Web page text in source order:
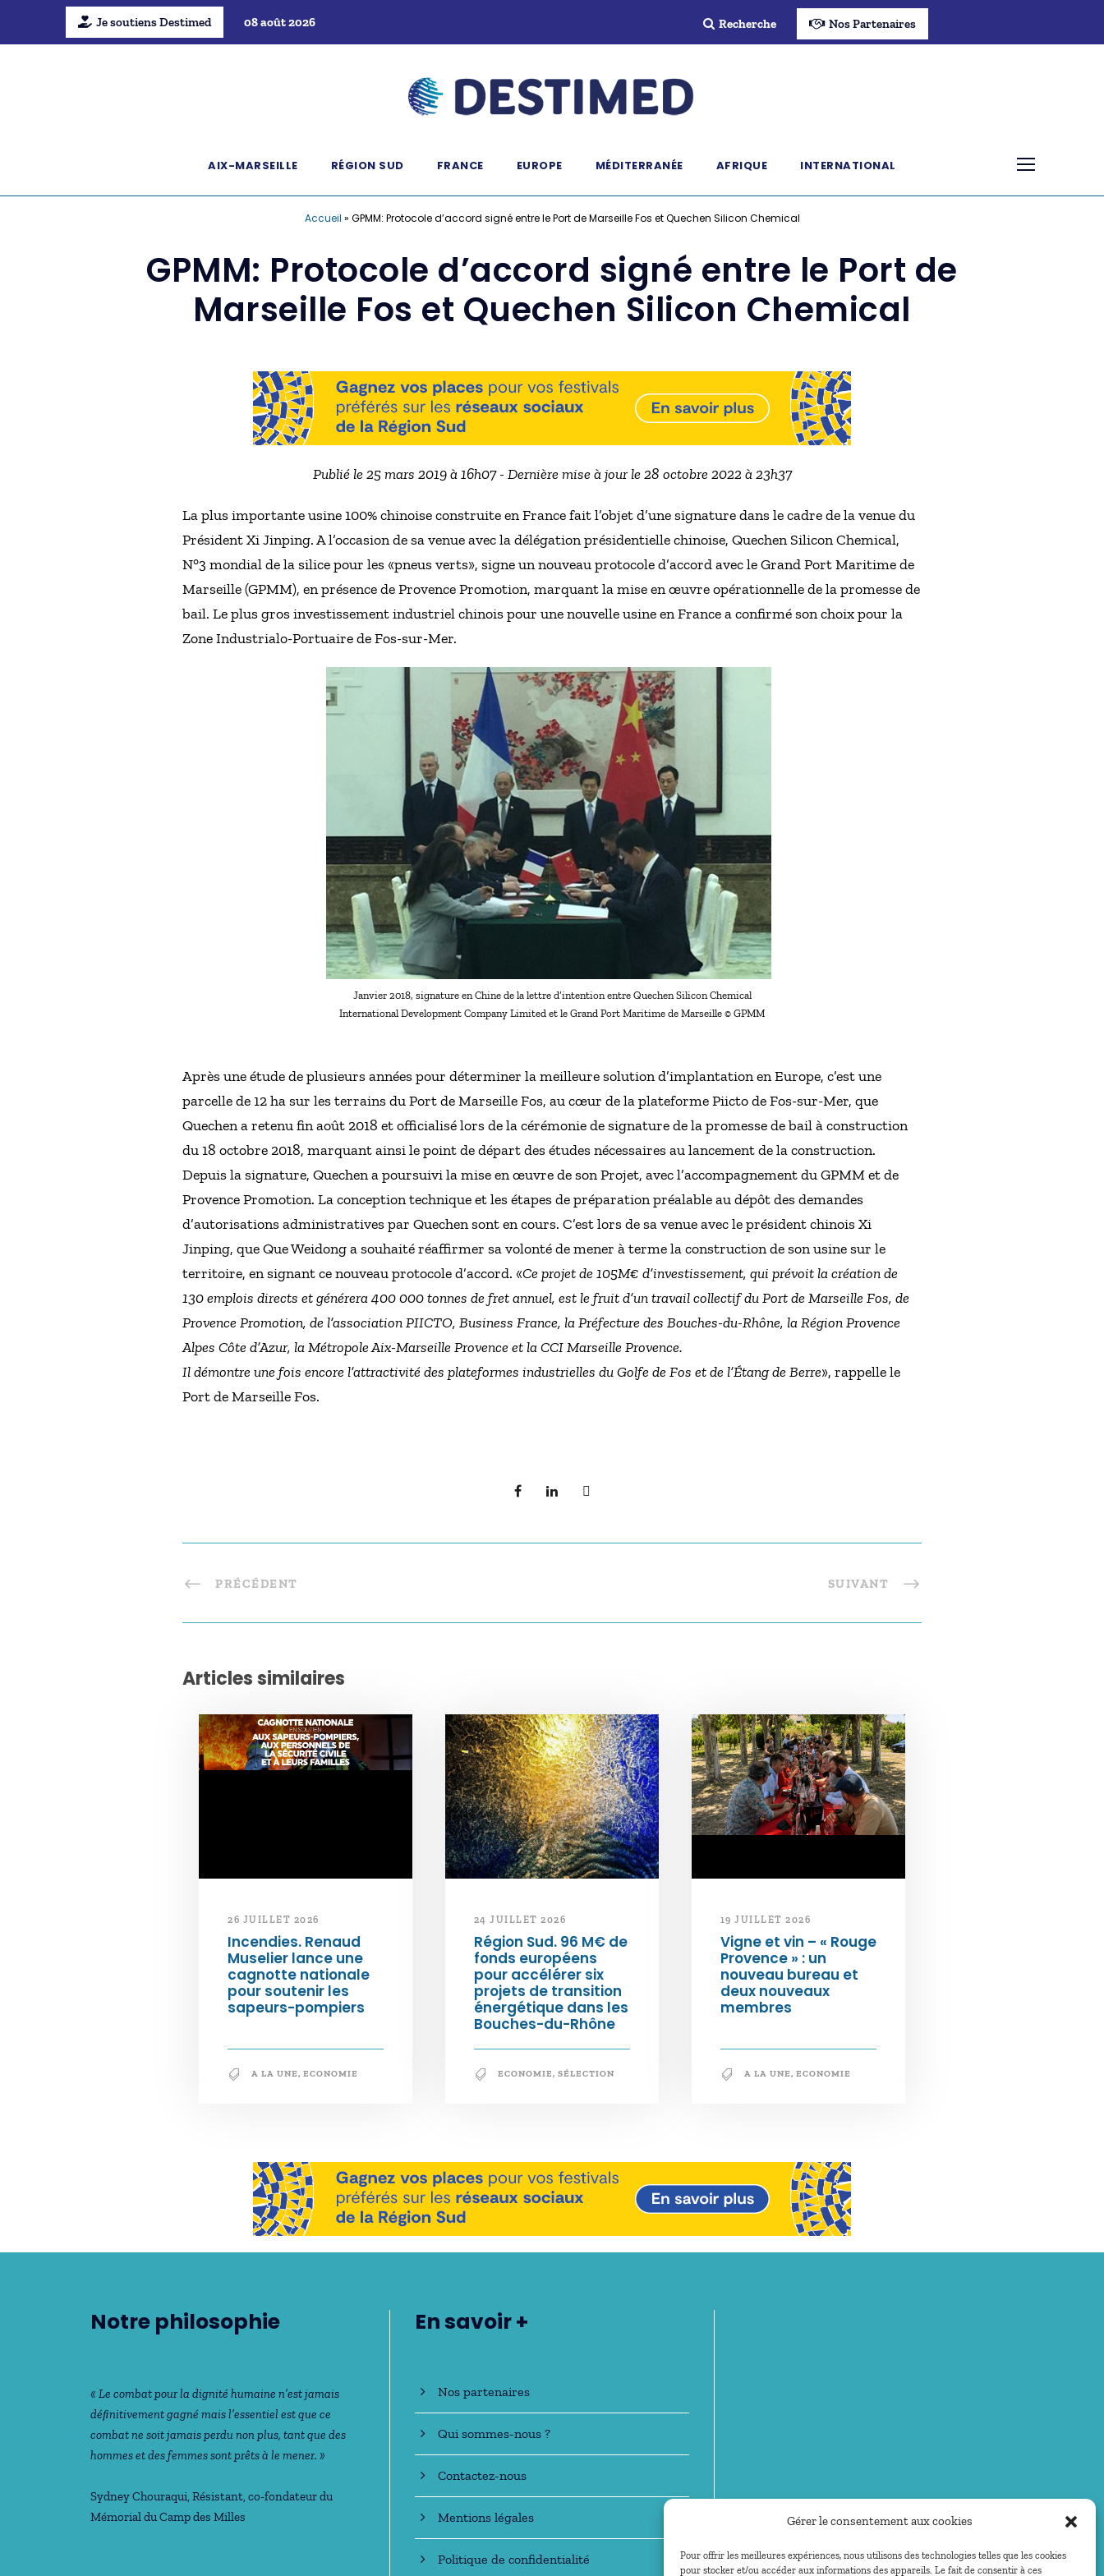
Gérer le consentement aux cookies
Pour offrir les meilleures expériences, nous utilisons des technologies telles que les cookies
pour stocker et/ou accéder aux informations des appareils. Le fait de consentir à ces
Je soutiens Destimed 08 août 2026 Recherche Nos Partenaires
AIX-MARSEILLE RÉGION SUD FRANCE EUROPE MÉDITERRANÉE AFRIQUE INTERNATIONAL
Accueil » GPMM: Protocole d’accord signé entre le Port de Marseille Fos et Quechen Silicon Chemical
GPMM: Protocole d’accord signé entre le Port de
Marseille Fos et Quechen Silicon Chemical
Publié le 25 mars 2019 à 16h07 - Dernière mise à jour le 28 octobre 2022 à 23h37
La plus importante usine 100% chinoise construite en France fait l’objet d’une signature dans le cadre de la venue du
Président Xi Jinping. A l’occasion de sa venue avec la délégation présidentielle chinoise, Quechen Silicon Chemical,
N°3 mondial de la silice pour les «pneus verts», signe un nouveau protocole d’accord avec le Grand Port Maritime de
Marseille (GPMM), en présence de Provence Promotion, marquant la mise en œuvre opérationnelle de la promesse de
bail. Le plus gros investissement industriel chinois pour une nouvelle usine en France a confirmé son choix pour la
Zone Industrialo-Portuaire de Fos-sur-Mer.
Janvier 2018, signature en Chine de la lettre d’intention entre Quechen Silicon Chemical
International Development Company Limited et le Grand Port Maritime de Marseille © GPMM
Après une étude de plusieurs années pour déterminer la meilleure solution d’implantation en Europe, c’est une
parcelle de 12 ha sur les terrains du Port de Marseille Fos, au cœur de la plateforme Piicto de Fos-sur-Mer, que
Quechen a retenu fin août 2018 et officialisé lors de la cérémonie de signature de la promesse de bail à construction
du 18 octobre 2018, marquant ainsi le point de départ des études nécessaires au lancement de la construction.
Depuis la signature, Quechen a poursuivi la mise en œuvre de son Projet, avec l’accompagnement du GPMM et de
Provence Promotion. La conception technique et les étapes de préparation préalable au dépôt des demandes
d’autorisations administratives par Quechen sont en cours. C’est lors de sa venue avec le président chinois Xi
Jinping, que Que Weidong a souhaité réaffirmer sa volonté de mener à terme la construction de son usine sur le
territoire, en signant ce nouveau protocole d’accord. «Ce projet de 105M€ d’investissement, qui prévoit la création de
130 emplois directs et générera 400 000 tonnes de fret annuel, est le fruit d’un travail collectif du Port de Marseille Fos, de
Provence Promotion, de l’association PIICTO, Business France, la Préfecture des Bouches-du-Rhône, la Région Provence
Alpes Côte d’Azur, la Métropole Aix-Marseille Provence et la CCI Marseille Provence.
Il démontre une fois encore l’attractivité des plateformes industrielles du Golfe de Fos et de l’Étang de Berre», rappelle le
Port de Marseille Fos.
PRÉCÉDENT SUIVANT
Articles similaires
26 JUILLET 2026
Incendies. Renaud
Muselier lance une
cagnotte nationale
pour soutenir les
sapeurs-pompiers
A LA UNE, ECONOMIE
24 JUILLET 2026
Région Sud. 96 M€ de
fonds européens
pour accélérer six
projets de transition
énergétique dans les
Bouches-du-Rhône
ECONOMIE, SÉLECTION
19 JUILLET 2026
Vigne et vin – « Rouge
Provence » : un
nouveau bureau et
deux nouveaux
membres
A LA UNE, ECONOMIE
Notre philosophie
« Le combat pour la dignité humaine n’est jamais
déﬁnitivement gagné mais l’essentiel est que ce
combat ne soit jamais perdu non plus, tant que des
hommes et des femmes sont prêts à le mener. »
Sydney Chouraqui, Résistant, co-fondateur du
Mémorial du Camp des Milles
En savoir +
Nos partenaires
Qui sommes-nous ?
Contactez-nous
Mentions légales
Politique de confidentialité